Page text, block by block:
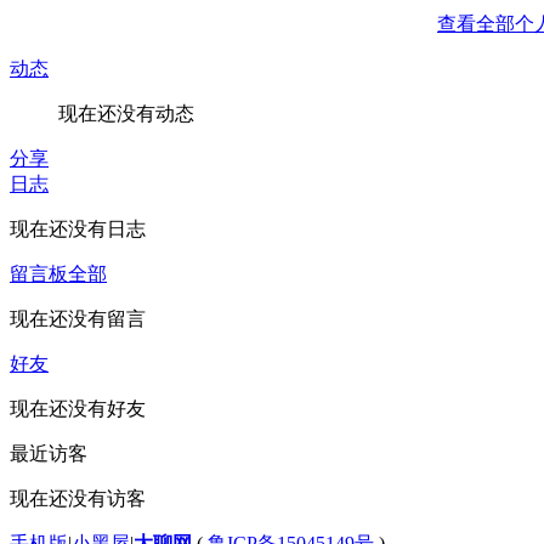
查看全部个
动态
现在还没有动态
分享
日志
现在还没有日志
留言板全部
现在还没有留言
好友
现在还没有好友
最近访客
现在还没有访客